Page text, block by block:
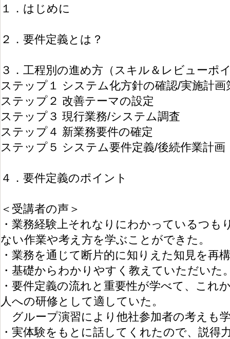
１．はじめに
２．要件定義とは？
３．工程別の進め方（スキル＆レビューポ
ステップ１ システム化方針の確認/実施計画
ステップ２ 改善テーマの設定
ステップ３ 現行業務/システム調査
ステップ４ 新業務要件の確定
ステップ５ システム要件定義/後続作業計画
４．要件定義のポイント
＜受講者の声＞
・業務経験上それなりにわかっているつも
ない作業や考え方を学ぶことができた。
・業務を通じて断片的に知りえた知見を再
・基礎からわかりやすく教えていただいた
・要件定義の流れと重要性が学べて、これ
人への研修として適していた。
グループ演習により他社参加者の考えも
・実体験をもとに話してくれたので、説得